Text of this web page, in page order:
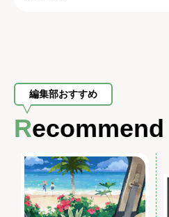
編集部おすすめ
Recommend